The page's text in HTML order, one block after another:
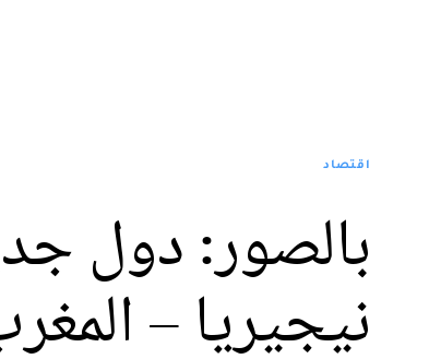
اقتصاد
بالصور: دول
نيجيريا –